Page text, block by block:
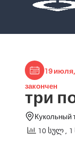
19 июля,
закончен
три
Кукольный
10 სულ ,